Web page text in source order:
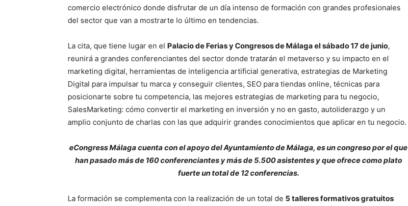
comercio electrónico donde disfrutar de un día intenso de formación con grandes profesionales
del sector que van a mostrarte lo último en tendencias.
La cita, que tiene lugar en el Palacio de Ferias y Congresos de Málaga el sábado 17 de junio,
reunirá a grandes conferenciantes del sector donde tratarán el metaverso y su impacto en el
marketing digital, herramientas de inteligencia artificial generativa, estrategias de Marketing
Digital para impulsar tu marca y conseguir clientes, SEO para tiendas online, técnicas para
posicionarte sobre tu competencia, las mejores estrategias de marketing para tu negocio,
SalesMarketing: cómo convertir el marketing en inversión y no en gasto, autoliderazgo y un
amplio conjunto de charlas con las que adquirir grandes conocimientos que aplicar en tu negocio.
eCongress Málaga cuenta con el apoyo del Ayuntamiento de Málaga, es un congreso por el que
han pasado más de 160 conferenciantes y más de 5.500 asistentes y que ofrece como plato
fuerte un total de 12 conferencias.
La formación se complementa con la realización de un total de 5 talleres formativos gratuitos